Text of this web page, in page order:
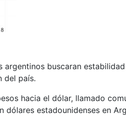
buscaran
del país.
hacia el dólar, llamado
estadounidenses en